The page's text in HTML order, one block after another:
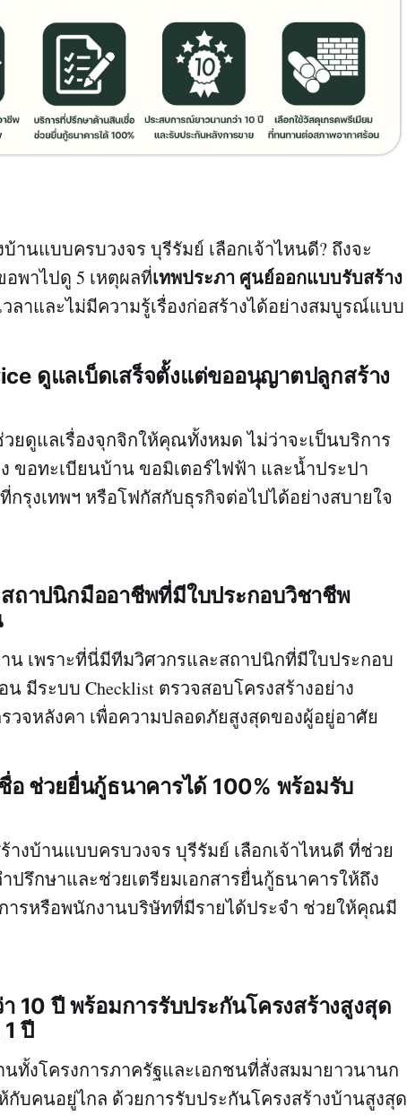
านแบบครบวงจร บุรีรัมย์ เลือกเจ้าไหนดี? ถึงจะ
พาไปดู 5 เหตุผลที่เทพประภา ศูนย์ออกแบบรับสร้าง
ลาและไม่มีความรู้เรื่องก่อสร้างได้อย่างสมบูรณ์แบบ
ดูแลเบ็ดเสร็จตั้งแต่ขออนุญาตปลูกสร้าง
ยดูแลเรื่องจุกจิกให้คุณทั้งหมด ไม่ว่าจะเป็นบริการ
ขอทะเบียนบ้าน ขอมิเตอร์ไฟฟ้า และน้ำประปา
รุงเทพฯ หรือโฟกัสกับธุรกิจต่อไปได้อย่างสบายใจ
ถาปนิกมืออาชีพที่มีใบประกอบวิชาชีพ
น เพราะที่นี่มีทีมวิศวกรและสถาปนิกที่มีใบประกอบ
มีระบบ Checklist ตรวจสอบโครงสร้างอย่าง
วจหลังคา เพื่อความปลอดภัยสูงสุดของผู้อยู่อาศัย
อ ช่วยยื่นกู้ธนาคารได้ 100% พร้อมรับ
งบ้านแบบครบวงจร บุรีรัมย์ เลือกเจ้าไหนดี ที่ช่วย
ปรึกษาและช่วยเตรียมเอกสารยื่นกู้ธนาคารให้ถึง
ารหรือพนักงานบริษัทที่มีรายได้ประจำ ช่วยให้คุณมี
10 ปี พร้อมการรับประกันโครงสร้างสูงสุด
ปี
ทั้งโครงการภาครัฐและเอกชนที่สั่งสมมายาวนานก
กับคนอยู่ไกล ด้วยการรับประกันโครงสร้างบ้านสูงสุด